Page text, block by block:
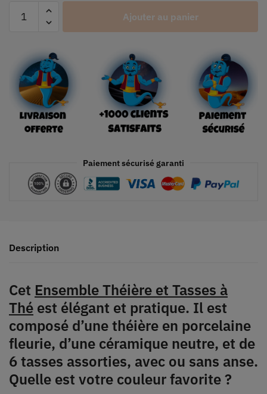
Ajouter au panier
Paiement sécurisé garanti
Description
Cet Ensemble Théière et Tasses à
Thé est élégant et pratique. Il est
composé d’une théière en porcelaine
fleurie, d’une céramique neutre, et de
6 tasses assorties, avec ou sans anse.
Quelle est votre couleur favorite ?